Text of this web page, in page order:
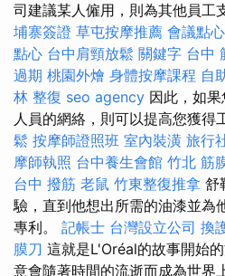
司建議某人僱用，則為其他員工
埔寨簽證 草屯按摩推薦 會議點心
點心 台中肩頸放鬆 關鍵字 台中
過期 桃園外燴 身體按摩課程 自
林 整復 seo agency 因此，如
人員的網絡，則可以提高您獲得
鬆 按摩師證照班 室內裝潢 旅行
摩師執照 台中養生會館 竹北 筋
台中 撥筋 老鼠 竹東整復推拿 舒
驗，直到他想出所需的油漆並為
專利。 記帳士 台灣設立公司 換
膜刀 這就是L'Oréal的故事開始
意會隨著時間的流逝而成為世界